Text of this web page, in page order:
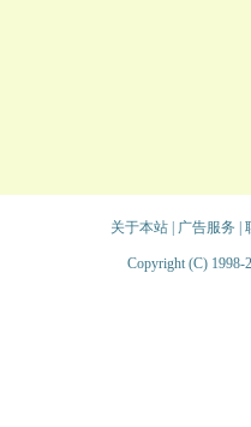
关于本站| 广告服务
Copyright (C) 1998-